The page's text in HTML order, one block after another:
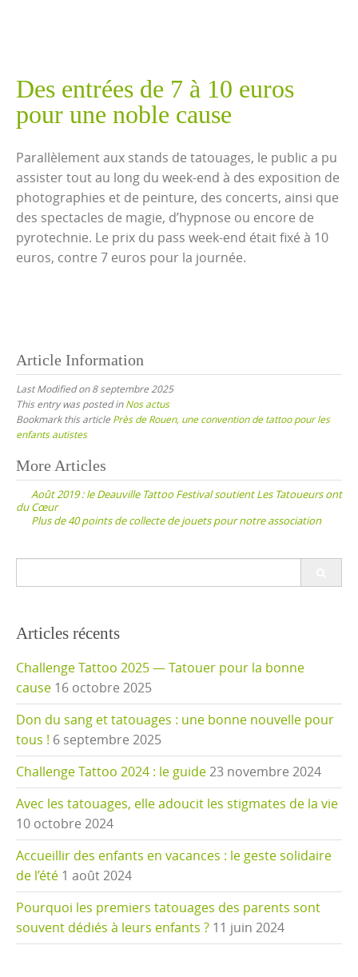
Des entrées de 7 à 10 euros
pour une noble cause
Parallèlement aux stands de tatouages, le public a pu
assister tout au long du week-end à des exposition de
photographies et de peinture, des concerts, ainsi que
des spectacles de magie, d’hypnose ou encore de
pyrotechnie. Le prix du pass week-end était fixé à 10
euros, contre 7 euros pour la journée.
Article Information
Last Modified on 8 septembre 2025
This entry was posted inNos actus
Bookmark this article Près de Rouen, une convention de tattoo pour les
enfants autistes
Post
navigation
More Articles
Août 2019 : le Deauville Tattoo Festival soutient Les Tatoueurs ont
du Cœur
Plus de 40 points de collecte de jouets pour notre association
Articles récents
Challenge Tattoo 2025 — Tatouer pour la bonne
cause 16 octobre 2025
Don du sang et tatouages : une bonne nouvelle pour
tous ! 6 septembre 2025
Challenge Tattoo 2024 : le guide23 novembre 2024
Avec les tatouages, elle adoucit les stigmates de la vie
10 octobre 2024
Accueillir des enfants en vacances : le geste solidaire
de l’été 1 août 2024
Pourquoi les premiers tatouages des parents sont
souvent dédiés à leurs enfants ? 11 juin 2024